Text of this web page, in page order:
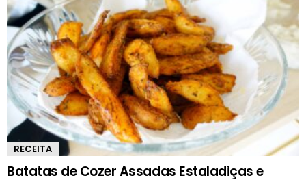
RECEITA
Batatas de Cozer Assadas Estaladiças e